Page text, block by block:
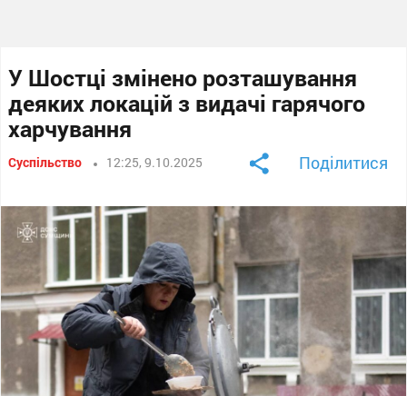
У Шостці змінено розташування
деяких локацій з видачі гарячого
харчування
Суспільство 12:25, 9.10.2025 Поділитися